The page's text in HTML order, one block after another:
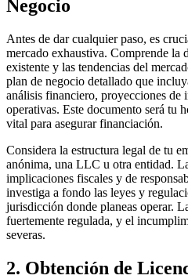
Negocio
Antes de dar cualquier paso, es
mercado exhaustiva. Comprende la
existente y las tendencias del
plan de negocio detallado que
análisis financiero, proyecciones de
operativas. Este documento será tu
vital para asegurar financiación.
Considera la estructura legal de tu
anónima, una LLC u otra entidad.
implicaciones fiscales y de
investiga a fondo las leyes y
jurisdicción donde planeas operar.
fuertemente regulada, y el
severas.
2. Obtención de